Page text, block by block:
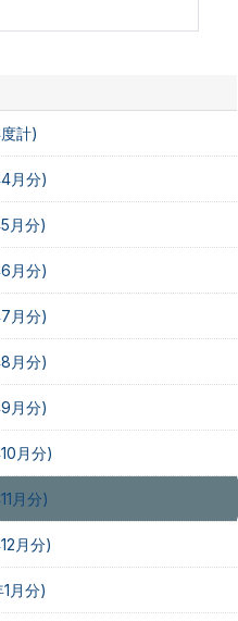
計)
月分)
月分)
月分)
月分)
月分)
月分)
月分)
月分)
月分)
月分)